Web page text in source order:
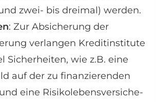
zwei- bis dreimal) werden.
: Zur Absicherung der
verlangen Kreditinstitute
Sicherheiten, wie z.B. eine
auf der zu finanzierenden
eine Risiko­lebens­ver­si­che­